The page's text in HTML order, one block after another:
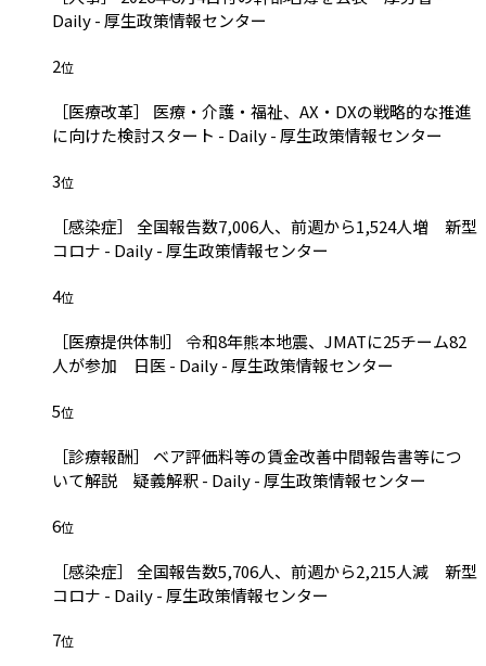
Daily - 厚生政策情報センター
2位
［医療改革］ 医療・介護・福祉、AX・DXの戦略的な推進
に向けた検討スタート - Daily - 厚生政策情報センター
3位
［感染症］ 全国報告数7,006人、前週から1,524人増 新型
コロナ - Daily - 厚生政策情報センター
4位
［医療提供体制］ 令和8年熊本地震、JMATに25チーム82
人が参加 日医 - Daily - 厚生政策情報センター
5位
［診療報酬］ ベア評価料等の賃金改善中間報告書等につ
いて解説 疑義解釈 - Daily - 厚生政策情報センター
6位
［感染症］ 全国報告数5,706人、前週から2,215人減 新型
コロナ - Daily - 厚生政策情報センター
7位